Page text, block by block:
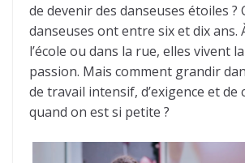
de devenir des danseuses étoiles ?
danseuses ont entre six et dix ans.
l’école ou dans la rue, elles vivent
passion. Mais comment grandir
de travail intensif, d’exigence et
quand on est si petite ?